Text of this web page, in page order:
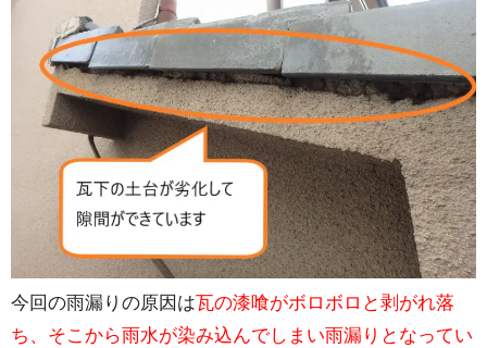
今回の雨漏りの原因は瓦の漆喰がボロボロと剥がれ落
ち、そこから雨水が染み込んでしまい雨漏りとなってい